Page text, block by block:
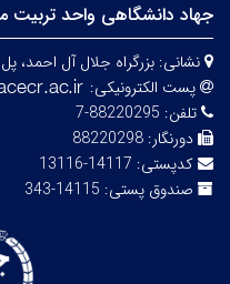
جهاد دانشگاهی واحد
نشانی: بزرگراه جلال آل احمد،
پست الکترونیکی:
تلفن: 88220295-7
دورنگار: 88220298
کدپستی: 14117-13116
صندوق پستی: 14115-343